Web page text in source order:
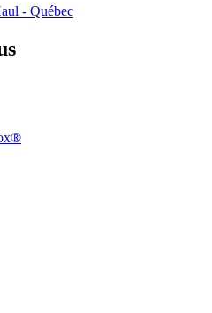
- Québec